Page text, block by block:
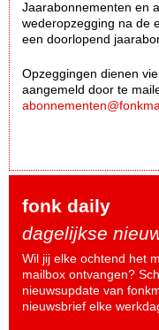
Jaarabonnementen en
wederopzegging na de
een doorlopend
Opzeggingen dienen
aangemeld door te
fonk daily
dagelijkse
Wil jij elke ochtend het
mailbox ontvangen?
nieuwsupdate van
nieuwsbrief elke